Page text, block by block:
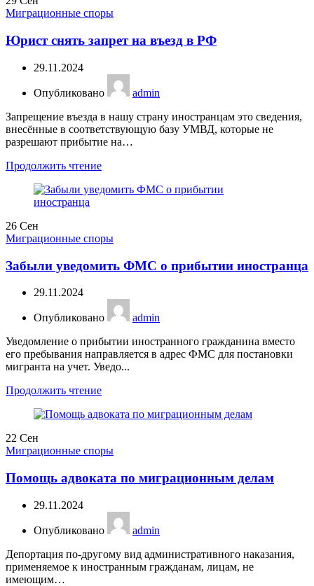
Миграционные споры
Юрист снять запрет на въезд в РФ
29.11.2024
Опубликовано
admin
Запрещение въезда в нашу страну иностранцам это сведения,
внесённые в соответствующую базу УМВД, которые не
разрешают прибытие на…
Продолжить чтение
26 Сен
Миграционные споры
Забыли уведомить ФМС о прибытии иностранца
29.11.2024
Опубликовано
admin
Уведомление о прибытии иностранного гражданина вместо
его пребывания направляется в адрес ФМС для постановки
мигранта на учет. Уведо...
Продолжить чтение
22 Сен
Миграционные споры
Помощь адвоката по миграционным делам
29.11.2024
Опубликовано
admin
Депортация по-другому вид административного наказания,
применяемое к иностранным гражданам, лицам, не
имеющим…